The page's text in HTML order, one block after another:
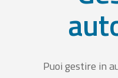
Puoi gestire in